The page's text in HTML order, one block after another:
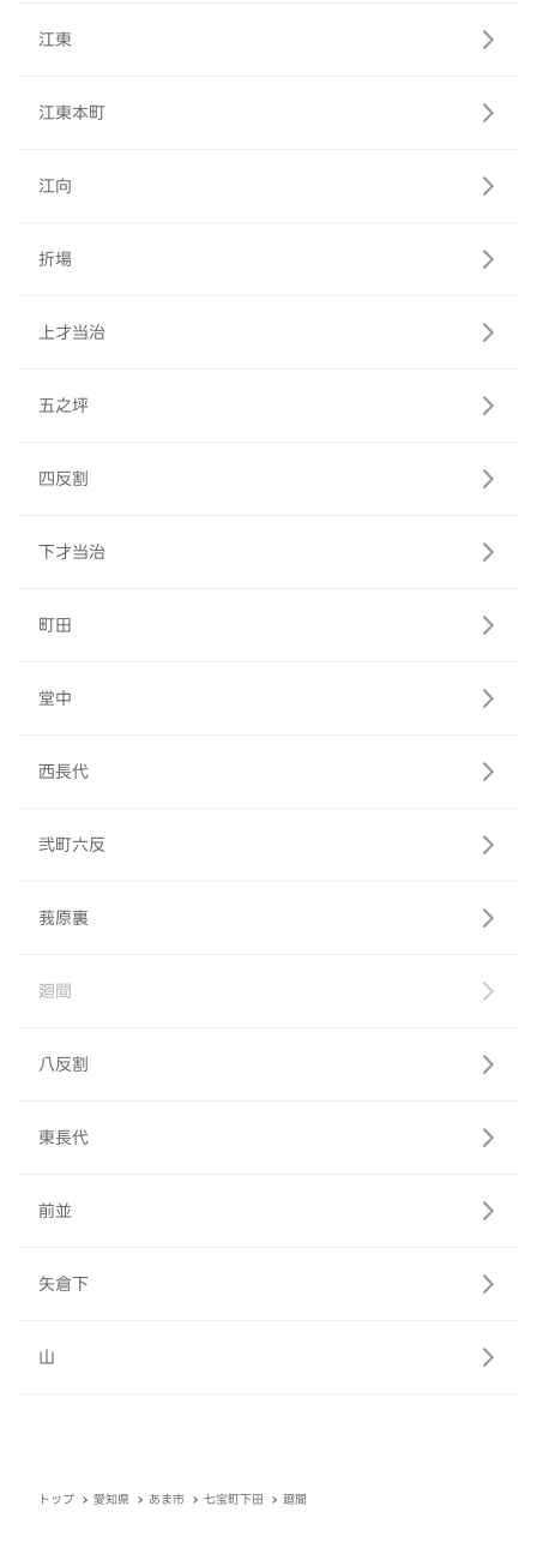
江東
江東本町
江向
折場
上才当治
五之坪
四反割
下才当治
町田
堂中
西長代
弐町六反
莪原裏
廻間
八反割
東長代
前並
矢倉下
山
トップ 愛知県 あま市 七宝町下田 廻間